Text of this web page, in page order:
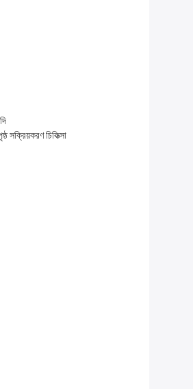
সক্রিয়করণ চিকিত্সা